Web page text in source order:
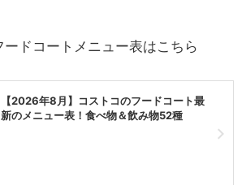
ドコートメニュー表はこちら
【2026年8月】コストコのフードコート最
新のメニュー表！食べ物＆飲み物52種